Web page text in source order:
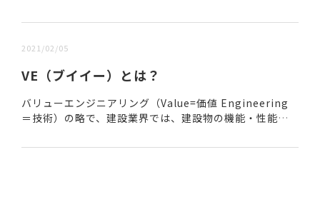
2021/02/05
VE（ブイイー）とは？
バリューエンジニアリング（Value=価値 Engineering
＝技術）の略で、建設業界では、建設物の機能・性能・
げることを指す場合が多い。 機能を...